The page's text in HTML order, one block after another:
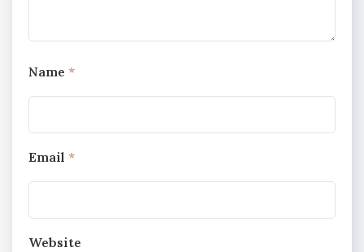
Name *
Email *
Website